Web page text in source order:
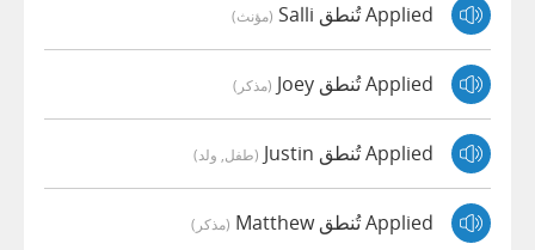
Applied تُنطق Salli (مؤنث)
Applied تُنطق Joey (مذكر)
Applied تُنطق Justin (طفل, ولد)
Applied تُنطق Matthew (مذكر)